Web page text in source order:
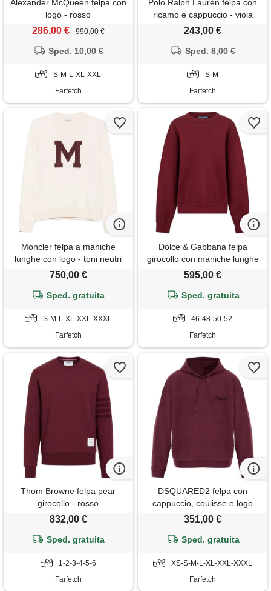
Alexander McQueen felpa con
logo - rosso
286,00 € 990,00 €
Sped. 10,00 €
S-M-L-XL-XXL
Farfetch
Polo Ralph Lauren felpa con
ricamo e cappuccio - viola
243,00 €
Sped. 8,00 €
S-M
Farfetch
Moncler felpa a maniche
lunghe con logo - toni neutri
750,00 €
Sped. gratuita
S-M-L-XL-XXL-XXXL
Farfetch
Dolce & Gabbana felpa
girocollo con maniche lunghe
- rosso
595,00 €
Sped. gratuita
46-48-50-52
Farfetch
Thom Browne felpa pear
girocollo - rosso
832,00 €
Sped. gratuita
1-2-3-4-5-6
Farfetch
DSQUARED2 felpa con
cappuccio, coulisse e logo
ricamato - rosso
351,00 €
Sped. gratuita
XS-S-M-L-XL-XXL-XXXL
Farfetch